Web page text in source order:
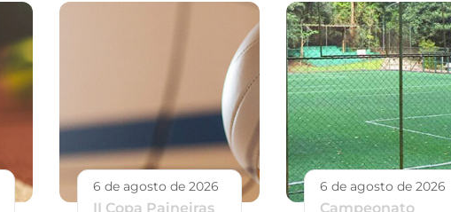
6 de agosto de 2026
II Copa Paineiras
6 de agosto de 2026
Campeonato